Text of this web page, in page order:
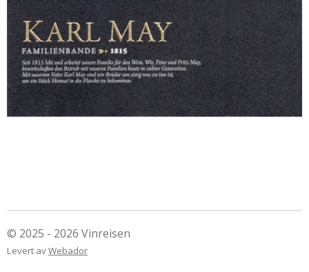
© 2025 - 2026 Vinreisen
Levert avWebador